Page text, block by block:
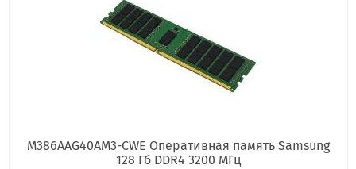
M386AAG40AM3-CWE Оперативная память Samsung
128 Гб DDR4 3200 МГц